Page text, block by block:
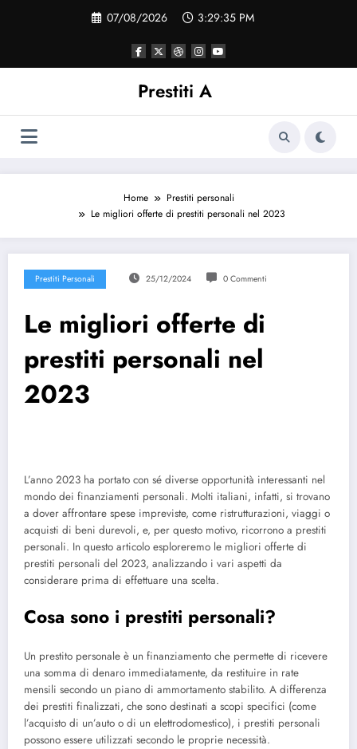
07/08/2026 3:29:35 PM
Prestiti A
Home
Prestiti personali
Le migliori offerte di prestiti personali nel 2023
Prestiti Personali 25/12/2024 0 Commenti
Le migliori offerte di
prestiti personali nel
2023
L’anno 2023 ha portato con sé diverse opportunità interessanti nel
mondo dei finanziamenti personali. Molti italiani, infatti, si trovano
a dover affrontare spese impreviste, come ristrutturazioni, viaggi o
acquisti di beni durevoli, e, per questo motivo, ricorrono a prestiti
personali. In questo articolo esploreremo le migliori offerte di
prestiti personali del 2023, analizzando i vari aspetti da
considerare prima di effettuare una scelta.
Cosa sono i prestiti personali?
Un prestito personale è un finanziamento che permette di ricevere
una somma di denaro immediatamente, da restituire in rate
mensili secondo un piano di ammortamento stabilito. A differenza
dei prestiti finalizzati, che sono destinati a scopi specifici (come
l’acquisto di un’auto o di un elettrodomestico), i prestiti personali
possono essere utilizzati secondo le proprie necessità.